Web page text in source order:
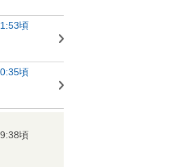
頃
頃
頃